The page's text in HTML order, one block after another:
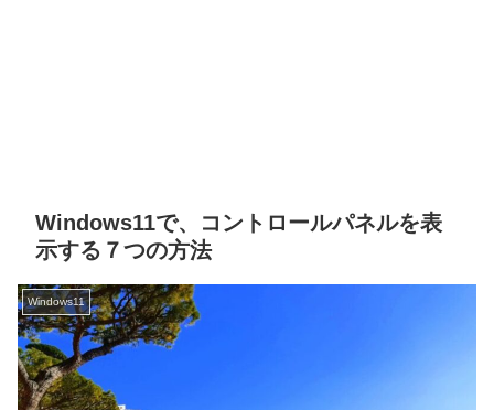
Windows11で、コントロールパネルを表
示する７つの方法
Windows11